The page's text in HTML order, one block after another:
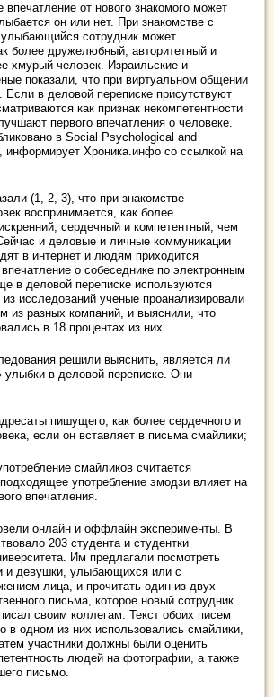
впечатление от нового знакомого может
он или нет. При знакомстве с
сотрудник может
более дружелюбный, авторитетный и
хмурый человек. Израильские и
показали, что при виртуальном общении
Если в деловой переписке присутствуют
как признак некомпетентности
первого впечатления о человеке.
в Social Psychological and
информирует Хроника.инфо со ссылкой на
(1, 2, 3), что при знакомстве
воспринимается, как более
сердечный и компетентный, чем
и деловые и личные коммуникации
в интернет и людям приходится
о собеседнике по электронным
в деловой переписке используются
исследований ученые проанализировали
из разных компаний, и выяснили, что
в 18 процентах из них.
решили выяснить, является ли
улыбки в деловой переписке. Они
пишущего, как более сердечного и
если он вставляет в письма смайлики;
смайликов считается
употребление эмодзи влияет на
впечатления.
онлайн и оффлайн эксперименты. В
203 студента и студентки
Им предлагали посмотреть
и девушки, улыбающихся или с
лица, и прочитать один из двух
письма, которое новый сотрудник
своим коллегам. Текст обоих писем
в одном из них использовались смайлики,
участники должны были оценить
людей на фотографии, а также
письмо.